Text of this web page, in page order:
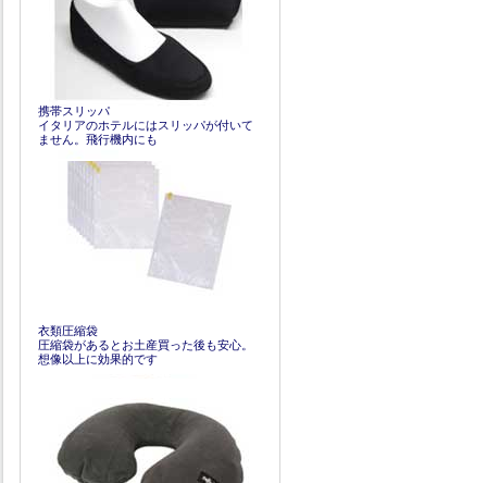
携帯スリッパ
イタリアのホテルにはスリッパが付いて
ません。飛行機内にも
衣類圧縮袋
圧縮袋があるとお土産買った後も安心。
想像以上に効果的です